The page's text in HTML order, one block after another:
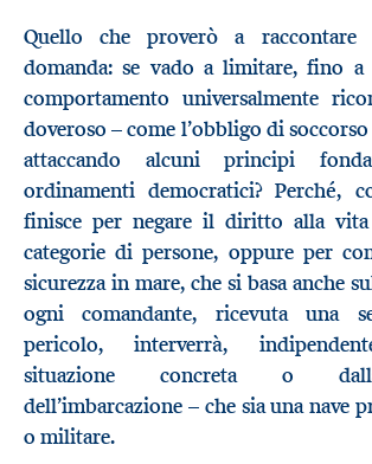
Quello che proverò a
domanda: se vado a limitare, fino a
comportamento universalmente
doveroso – come l’obbligo di
attaccando alcuni principi
ordinamenti democratici? Perché,
finisce per negare il diritto alla vita
categorie di persone, oppure per
sicurezza in mare, che si basa anche
ogni comandante, ricevuta una
pericolo, interverrà,
situazione concreta o
dell’imbarcazione – che sia una nave
o militare.